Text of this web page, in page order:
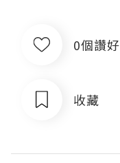
0個讚好
收藏